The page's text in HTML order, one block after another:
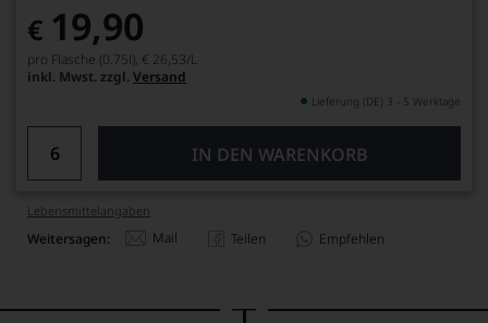
€ 19,90
pro Flasche (0.75l), € 26,53/L
inkl. Mwst. zzgl. Versand
Lieferung (DE) 3 - 5 Werktage
IN DEN WARENKORB
Lebensmittel­angaben
Weitersagen: Mail Teilen Empfehlen